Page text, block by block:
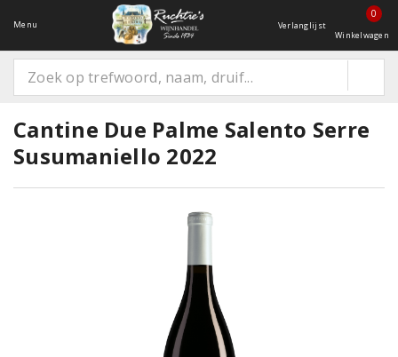
Menu Verlanglijst
0
Winkelwagen
Cantine Due Palme Salento Serre
Susumaniello 2022